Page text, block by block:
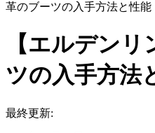
革のブーツの入手方法と性能
【エルデン
ツの入手方法
最終更新: